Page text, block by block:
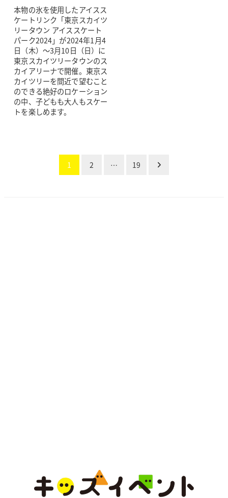
本物の氷を使用したアイスス
ケートリンク「東京スカイツ
リータウン アイススケート
パーク2024」が2024年1月4
日（木）～3月10日（日）に
東京スカイツリータウンのス
カイアリーナで開催。東京ス
カイツリーを間近で望むこと
のできる絶好のロケーション
の中、子どもも大人もスケー
トを楽しめます。
1 2 … 19